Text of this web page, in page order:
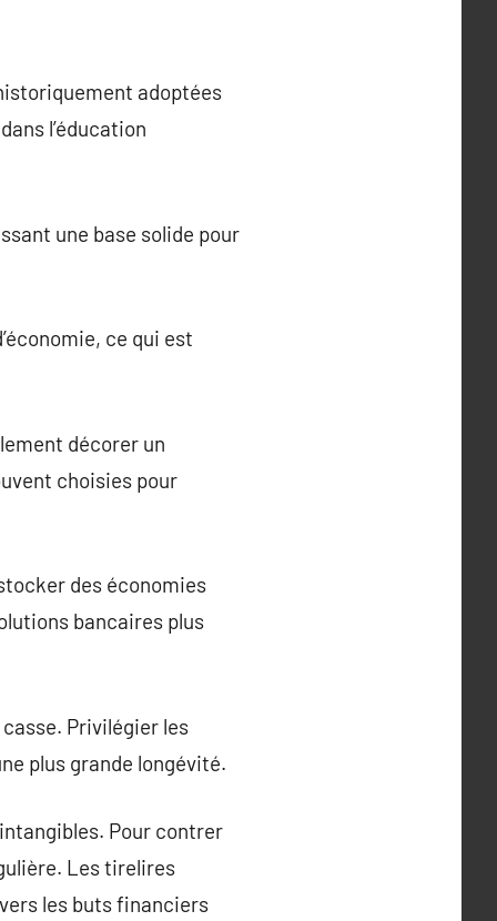
adoptées
l’éducation
une base solide pour
ce qui est
décorer un
choisies pour
des économies
bancaires plus
Privilégier les
plus grande longévité.
Pour contrer
Les tirelires
les buts financiers